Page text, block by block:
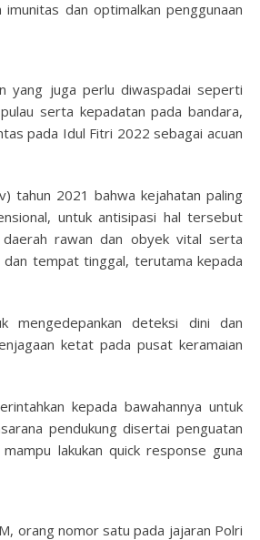
dan optimalkan penggunaan
yang juga perlu diwaspadai seperti
serta kepadatan pada bandara,
pada Idul Fitri 2022 sebagai acuan
tahun 2021 bahwa kejahatan paling
untuk antisipasi hal tersebut
rawan dan obyek vital serta
dan tempat tinggal, terutama kepada
mengedepankan deteksi dini dan
ketat pada pusat keramaian
kepada bawahannya untuk
pendukung disertai penguatan
lakukan quick response guna
orang nomor satu pada jajaran Polri